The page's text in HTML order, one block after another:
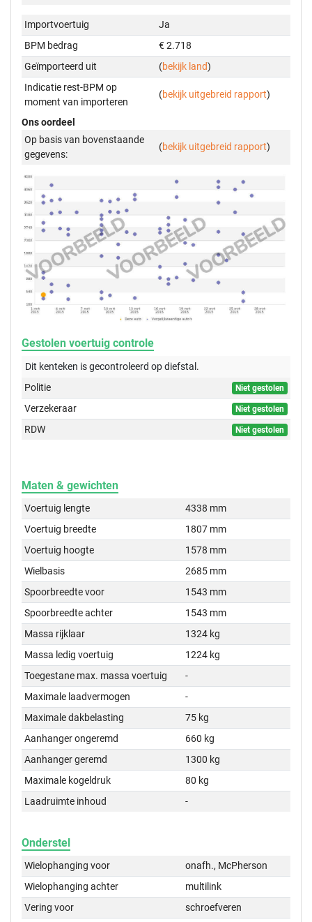
Importvoertuig
Ja
BPM bedrag
€ 2.718
Geïmporteerd uit
(bekijk land)
Indicatie rest-BPM op
moment van importeren
(bekijk uitgebreid rapport)
Ons oordeel
Op basis van bovenstaande
gegevens:
(bekijk uitgebreid rapport)
Gestolen voertuig controle
Dit kenteken is gecontroleerd opdiefstal.
Politie
Niet gestolen
Verzekeraar Niet gestolen
RDW Niet gestolen
Maten & gewichten
Voertuig lengte
4338 mm
Voertuig breedte
1807 mm
Voertuig hoogte
1578 mm
Wielbasis
2685 mm
Spoorbreedte voor
1543 mm
Spoorbreedte achter
1543 mm
Massa rijklaar
1324 kg
Massa ledig voertuig
1224 kg
Toegestane max. massa voertuig
-
Maximale laadvermogen
-
Maximale dakbelasting
75 kg
Aanhanger ongeremd
660 kg
Aanhanger geremd
1300 kg
Maximale kogeldruk
80 kg
Laadruimte inhoud
-
Onderstel
Wielophanging voor
onafh., McPherson
Wielophanging achter
multilink
Vering voor
schroefveren